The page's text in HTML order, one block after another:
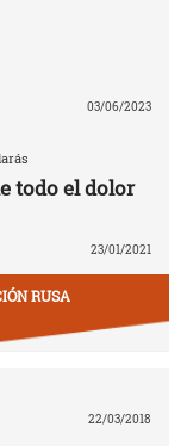
03/06/2023
todo el dolor
23/01/2021
RUSA
22/03/2018